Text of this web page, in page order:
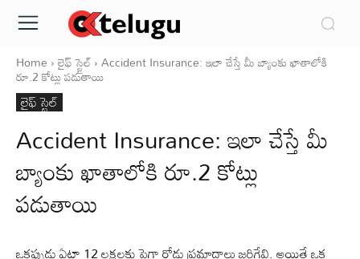
Home లైఫ్ స్టైల్ Accident Insurance: ఇలా చేస్తే మీ బ్యాంకు ఖాతాలోకి
రూ.2 కోట్లు పడుతాయి
లైఫ్ స్టైల్
Accident Insurance: ఇలా చేస్తే మీ
బ్యాంకు ఖాతాలోకి రూ.2 కోట్లు
పడుతాయి
ఒకప్పుడు ఏటా 12 లక్షలకు పైగా రోడ్డు ప్రమాదాలు జరిగేవి. అయితే ఒక